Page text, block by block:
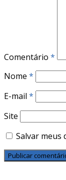
Comentário *
Nome *
E-mail *
Site
Salvar meus